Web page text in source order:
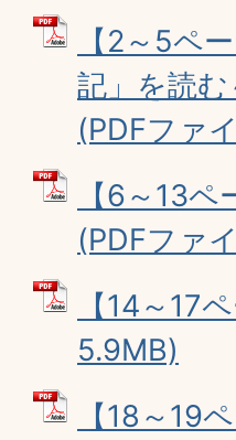
【2～5ペ
記」を読
(PDFファ
【6～13
(PDFファ
【14～17
5.9MB)
【18～19